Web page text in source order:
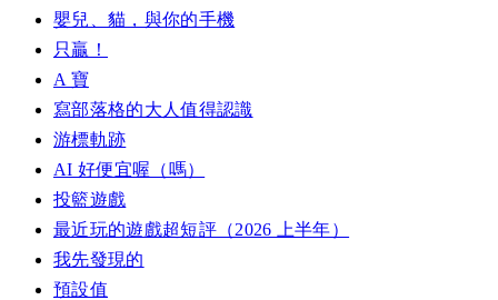
嬰兒、貓，與你的手機
只贏！
A 寶
寫部落格的大人值得認識
游標軌跡
AI 好便宜喔（嗎）
投籃遊戲
最近玩的遊戲超短評（2026 上半年）
我先發現的
預設值